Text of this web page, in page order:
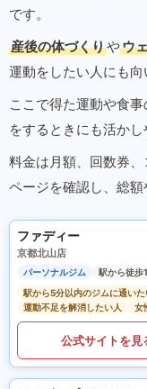
です。
産後の体づくりやウ
運動をしたい人にも向
ここで得た運動や食
をするときにも活かし
料金は月額、回数券
ページを確認し、総額
ファディー
京都北山店
パーソナルジム
駅から徒歩
駅から5分以内のジムに通いた
運動不足を解消したい人
女
公式サイトを見